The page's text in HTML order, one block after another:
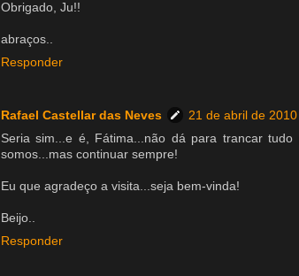
Obrigado, Ju!!
abraços..
Responder
Rafael Castellar das Neves
21 de abril de
Seria sim...e é, Fátima...não dá para trancar
somos...mas continuar sempre!
Eu que agradeço a visita...seja bem-vinda!
Beijo..
Responder